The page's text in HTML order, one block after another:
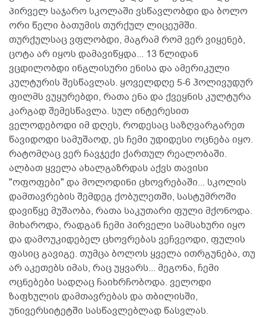
პირველ საჯარო სკოლაში ვსწავლობდი და ბოლო
ორი წელი ბათუმის თურქულ ლიცეუმში.
თურქულსაც ვფლობდი, მაგრამ რომ ვერ ვიყენებ,
ცოტა არ იყოს დამავიწყდა... 13 წლიდან
ვცდილობდი ინგლისური ენისა და ამერიკული
კულტურის შესწავლას. ყოველდღე 5-6 ჰოლივუდურ
ფილმს ვუყურებდი, რათა ენა და ქვეყნის კულტურა
კარგად შემესწავლა. სულ ინტერესით
ველოდებოდი იმ დღეს, როდესაც საზღვარგარეთ
წავიდოდი სამუშაოდ, ეს ჩემი უდიდესი ოცნება იყო.
რატომღაც ვერ ჩავჯექი ქართულ რეალობაში.
ალბათ ყველა ახალგაზრდას აქვს თავისი
"ოფოფები" და მოლოდინი ცხოვრებაში... სკოლის
დამთავრების შემდეგ ქობულეთში, სასტუმროში
დავიწყე მუშაობა, რათა საკუთარი ფული მქონოდა.
მიხაროდა, რადგან ჩემი პირველი სამსახური იყო
და დამოუკიდებელ ცხოვრებას ვეჩვეოდი, ფულის
ფასიც გავიგე. თუმცა ბოლოს ყველა ითრგუნება, თუ
არ აკეთებს იმას, რაც უყვარს... მეგონა, ჩემი
ოცნებები სადღაც ჩაიხრჩობოდა. ველოდი
ზაფხულის დამთავრებას და თბილისში,
უნივერსიტეტში სასწავლებლად წასვლას.